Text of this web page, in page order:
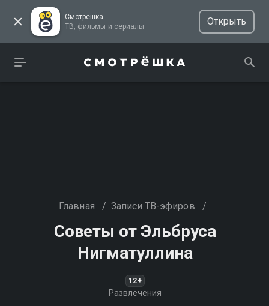
Смотрёшка
ТВ, фильмы и сериалы
Открыть
Главная / Записи ТВ-эфиров /
Советы от Эльбруса
Нигматуллина
12+
Развлечения